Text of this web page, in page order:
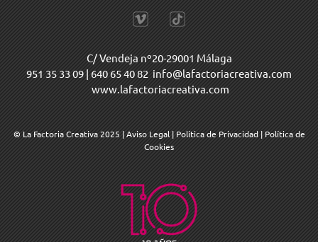
C/ Vendeja nº20-29001 Málaga
951 35 33 09 | 640 65 40 82 info@lafactoriacreativa.com
www.lafactoriacreativa.com
© La Factoria Creativa 2025 |Aviso Legal | Política de Privacidad | Política de
Cookies